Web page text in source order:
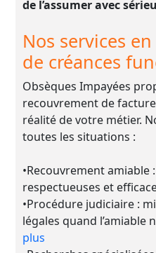
de l’assumer avec
Nos services
de créances
Obsèques Impayées
recouvrement de
réalité de votre métier.
toutes les situations :
•Recouvrement amiable
respectueuses et
•Procédure judiciaire :
légales quand l’amiable
plus